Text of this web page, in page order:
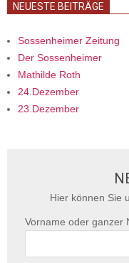
NEUESTE BEITRÄGE
Sossenheimer Zeitung
Der Sossenheimer
Mathilde Roth
24.Dezember
23.Dezember
Hier können Sie
Vorname oder ganzer